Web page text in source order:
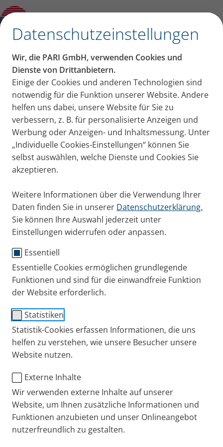
Datenschutzeinstellungen
Wir, die PARI GmbH, verwenden Cookies und
Dienste von Drittanbietern.
Einige der Cookies und anderen Technologien sind
notwendig für die Funktion unserer Website. Andere
helfen uns dabei, unsere Website für Sie zu
verbessern, z. B. für personalisierte Anzeigen und
Werbung oder Anzeigen- und Inhaltsmessung. Unter
„Individuelle Cookies-Einstellungen“ können Sie
selbst auswählen, welche Dienste und Cookies Sie
akzeptieren.
Weitere Informationen über die Verwendung Ihrer
Daten finden Sie in unserer Datenschutzerklärung.
Sie können Ihre Auswahl jederzeit unter
Einstellungen widerrufen oder anpassen.
Essentiell
Essentielle Cookies ermöglichen grundlegende
Funktionen und sind für die einwandfreie Funktion
der Website erforderlich.
Statistiken
Statistik-Cookies erfassen Informationen, die uns
helfen zu verstehen, wie unsere Besucher unsere
Website nutzen.
Externe Inhalte
Wir verwenden externe Inhalte auf unserer
Website, um Ihnen zusätzliche Informationen und
Funktionen anzubieten und unser Onlineangebot
nutzerfreundlich zu gestalten.
Kategorien
Erkältung + Husten Asthma COPD Mukoviszidose
Beiträge aus der
Kategorie: COPD
Die Abkürzung COPD steht für chronic obstructive
pulmonary disease, was auf Deutsch chronisch
obstruktive Lungenerkrankung bedeutet. Bei dieser
Erkrankung sind die Atemwege chronisch entzündet
und verengt. Sie ist nicht heilbar. Hier finden Sie alle
Blog-Beiträge rund um das Thema COPD.
Kategorien
COPD Erkältung + Husten
Tipps + Übungen
Erkältungen bei COPD vorbeugen: Interview
mit Lungenfacharzt Prof. Dr. Fischer
Risiko dar. Warum das so ist und wie COPD-Patienten
Erkältungen vermeiden können, erklärt Lungenfacharzt
Prof. Dr. Rainald Fischer.
Publiziert
Dienstag, 08. Juli 2025
Kategorien
COPD Tipps + Übungen
5 häufige Probleme im Alltag von COPD-
Patienten und wie sich diese lösen lassen
Die Erkrankung COPD, landläufig auch Raucherkrankheit